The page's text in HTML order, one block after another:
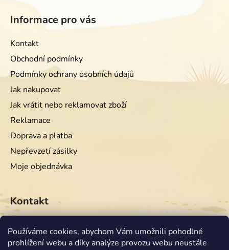
Používáme cookies, abychom Vám umožnili pohodlné
prohlížení webu a díky analýze provozu webu neustále
Informace pro vás
Kontakt
Obchodní podmínky
Podmínky ochrany osobních údajů
Jak nakupovat
Jak vrátit nebo reklamovat zboží
Reklamace
Doprava a platba
Nepřevzetí zásilky
Moje objednávka
Kontakt
info @equiwest.cz